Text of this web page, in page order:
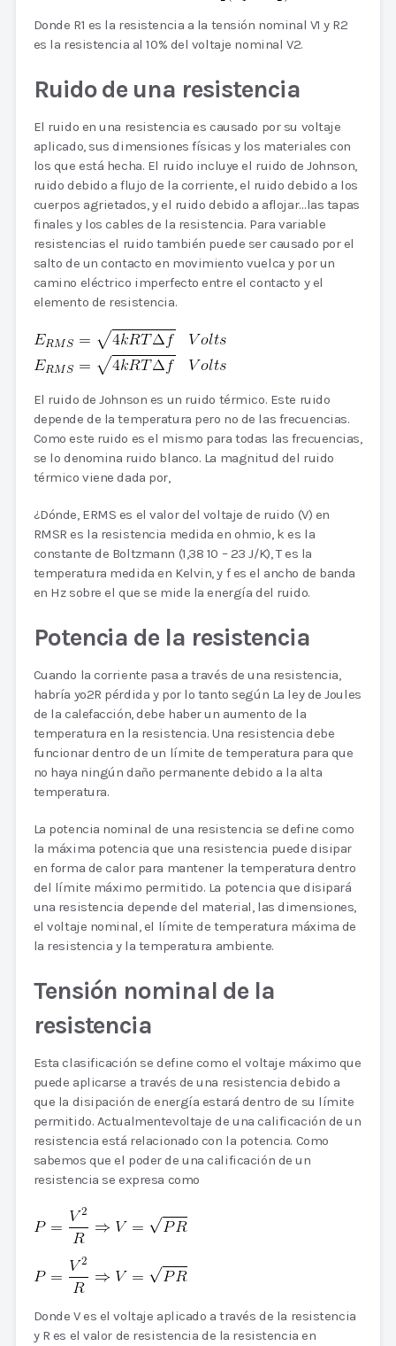
Donde R1 es la resistencia a la tensión nominal V1 y R2
es la resistencia al 10% del voltaje nominal V2.
Ruido de una resistencia
El ruido en una resistencia es causado por su voltaje
aplicado, sus dimensiones físicas y los materiales con
los que está hecha. El ruido incluye el ruido de Johnson,
ruido debido a flujo de la corriente, el ruido debido a los
cuerpos agrietados, y el ruido debido a aflojar…las tapas
finales y los cables de la resistencia. Para variable
resistencias el ruido también puede ser causado por el
salto de un contacto en movimiento vuelca y por un
camino eléctrico imperfecto entre el contacto y el
elemento de resistencia.
El ruido de Johnson es un ruido térmico. Este ruido
depende de la temperatura pero no de las frecuencias.
Como este ruido es el mismo para todas las frecuencias,
se lo denomina ruido blanco. La magnitud del ruido
térmico viene dada por,
¿Dónde, ERMS es el valor del voltaje de ruido (V) en
RMSR es la resistencia medida en ohmio, k es la
constante de Boltzmann (1,38 10 – 23 J/K), T es la
temperatura medida en Kelvin, y f es el ancho de banda
en Hz sobre el que se mide la energía del ruido.
Potencia de la resistencia
Cuando la corriente pasa a través de una resistencia,
habría yo2R pérdida y por lo tanto según La ley de Joules
de la calefacción, debe haber un aumento de la
temperatura en la resistencia. Una resistencia debe
funcionar dentro de un límite de temperatura para que
no haya ningún daño permanente debido a la alta
temperatura.
La potencia nominal de una resistencia se define como
la máxima potencia que una resistencia puede disipar
en forma de calor para mantener la temperatura dentro
del límite máximo permitido. La potencia que disipará
una resistencia depende del material, las dimensiones,
el voltaje nominal, el límite de temperatura máxima de
la resistencia y la temperatura ambiente.
Tensión nominal de la
resistencia
Esta clasificación se define como el voltaje máximo que
puede aplicarse a través de una resistencia debido a
que la disipación de energía estará dentro de su límite
permitido. Actualmentevoltaje de una calificación de un
resistencia está relacionado con la potencia. Como
sabemos que el poder de una calificación de un
resistencia se expresa como
Donde V es el voltaje aplicado a través de la resistencia
y R es el valor de resistencia de la resistencia en